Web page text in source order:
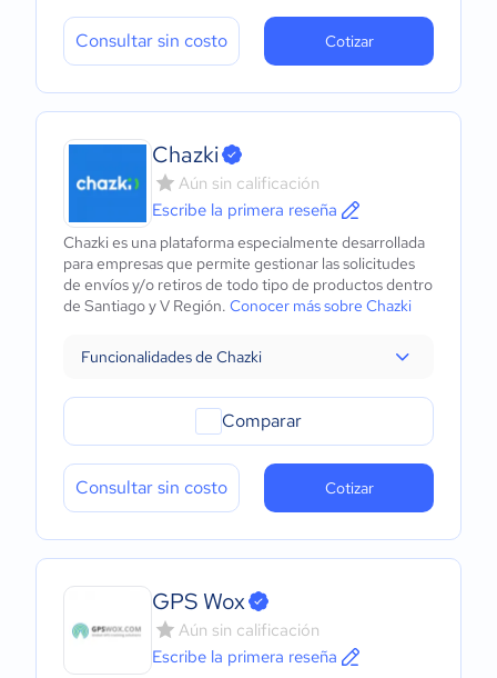
Consultar sin costo Cotizar
Chazki
Aún sin calificación
Escribe la primera reseña
Chazki es una plataforma especialmente desarrollada
para empresas que permite gestionar las solicitudes
de envíos y/o retiros de todo tipo de productos dentro
de Santiago y V Región. Conocer más sobre Chazki
Funcionalidades de Chazki
Comparar
Consultar sin costo Cotizar
GPS Wox
Aún sin calificación
Escribe la primera reseña